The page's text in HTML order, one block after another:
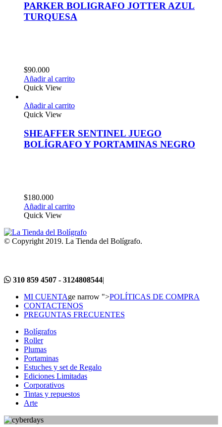
PARKER BOLIGRAFO JOTTER AZUL
TURQUESA
$90.000
Añadir al carrito
Quick View
Añadir al carrito
Quick View
SHEAFFER SENTINEL JUEGO
BOLÍGRAFO Y PORTAMINAS NEGRO
$180.000
Añadir al carrito
Quick View
© Copyright 2019. La Tienda del Bolígrafo.
310 859 4507 - 3124808544|
MI CUENTAge narrow ">POLÍTICAS DE COMPRA
CONTACTENOS
PREGUNTAS FRECUENTES
Bolígrafos
Roller
Plumas
Portaminas
Estuches y set de Regalo
Ediciones Limitadas
Corporativos
Tintas y repuestos
Arte